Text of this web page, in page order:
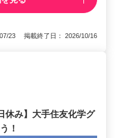
23 掲載終了日： 2026/10/16
休み】大手住友化学グ
！